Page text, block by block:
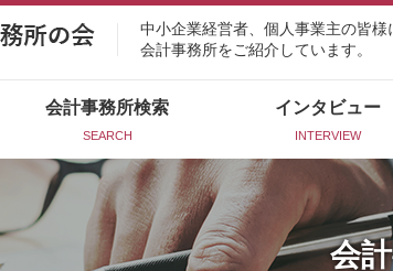
中小企業経営者、個人事業主の皆様
会計事務所をご紹介しています。
会計事務所検索
SEARCH
インタビュー
INTERVIEW
会